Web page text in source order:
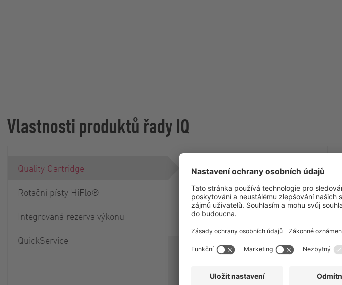
Vlastnosti produktů řady IQ
Quality Cartridge
Rotační písty HiFlo®
Integrovaná rezerva výkonu
QuickService
Quality Cartridge od společnosti
těsnicí technologie. Mechanické